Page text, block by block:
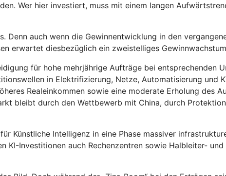
Wer hier investiert, muss mit einem langen
Denn auch wenn die Gewinnentwicklung in den
erwartet diesbezüglich ein zweistelliges
für hohe mehrjährige Aufträge bei entsprechenden
in Elektrifizierung, Netze, Automatisierung und
Realeinkommen sowie eine moderate Erholung des
bleibt durch den Wettbewerb mit China, durch
Künstliche Intelligenz in eine Phase massiver
Investitionen auch Rechenzentren sowie Halbleiter-